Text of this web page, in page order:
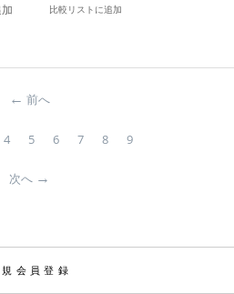
比較リストに追加
前へ
4 5 6 7 8 9
次へ
規会員登録